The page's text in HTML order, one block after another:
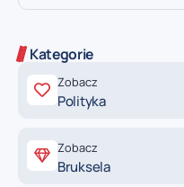
Kategorie
Zobacz
Polityka
Zobacz
Bruksela